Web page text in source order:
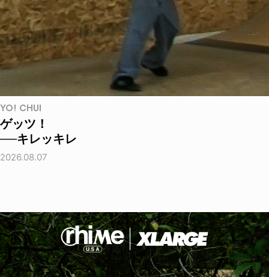
YO! CHUI
ゲッツ！
──キレッキレ
2026.08.07